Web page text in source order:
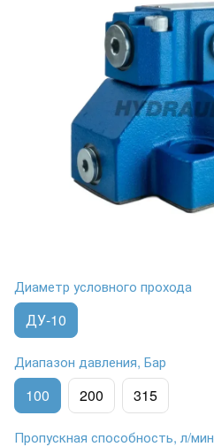
Диаметр условного прохода
ДУ-10
Диапазон давления, Бар
100 200 315
Пропускная способность, л/мин